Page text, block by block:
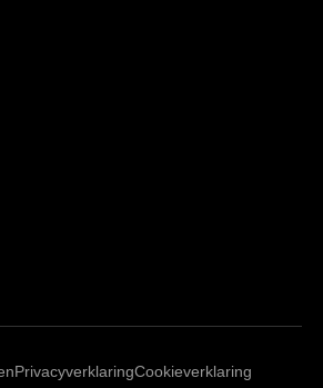
PrivacyverklaringCookieverklaring